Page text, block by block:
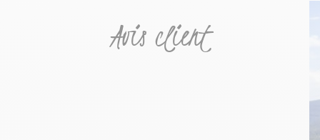
Avis client